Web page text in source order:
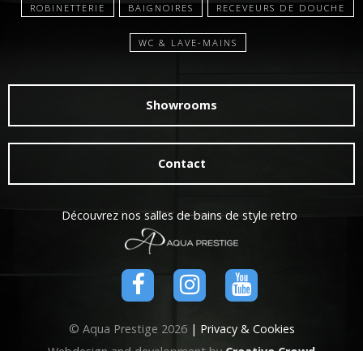
ROBINETTERIE BAIGNOIRES RECEVEURS DE DOUCHE
WC & LAVE-MAINS
Showrooms
Contact
Découvrez nos salles de bains de style retro
© Aqua Prestige 2026 | Privacy & Cookies